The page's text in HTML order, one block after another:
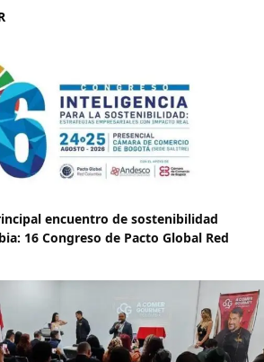
encuentro de sostenibilidad
16 Congreso de Pacto Global Red